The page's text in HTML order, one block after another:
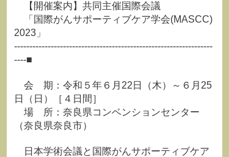
【開催案内】共同主催国際会議
「国際がんサポーティブケア学会(MASCC)
2023」
-----------------------------------------------------------------
----■
会 期：令和５年６月22日（木）～６月25
日（日）［４日間］
場 所：奈良県コンベンションセンター
（奈良県奈良市）
日本学術会議と国際がんサポーティブケア